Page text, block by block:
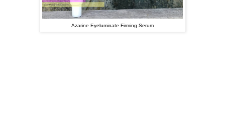
Azarine Eyeluminate Firming Serum